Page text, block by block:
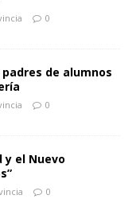
0
de alumnos
0
y el Nuevo
0